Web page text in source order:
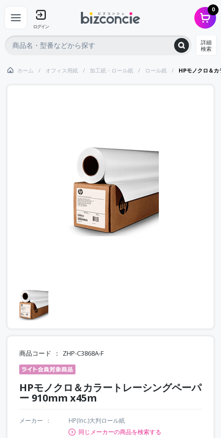
ログイン
0
詳細
検索
ホーム オフィス用紙 加工紙・ロール紙 ロール紙 HPモノクロ＆
商品コード ZHP-C3868A-F
HPモノクロ＆カラートレーシングペーパ
ー 910mm x45m
メーカー
HP(Inc.)大判ロール紙
同じメーカーの商品を検索する